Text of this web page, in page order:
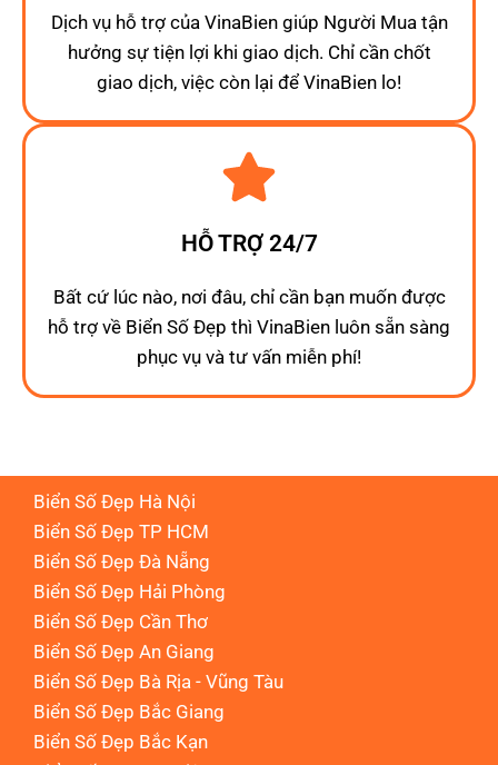
Dịch vụ hỗ trợ của VinaBien giúp Người Mua tận
hưởng sự tiện lợi khi giao dịch. Chỉ cần chốt
giao dịch, việc còn lại để VinaBien lo!
HỖ TRỢ 24/7
Bất cứ lúc nào, nơi đâu, chỉ cần bạn muốn được
hỗ trợ về Biển Số Đẹp thì VinaBien luôn sẵn sàng
phục vụ và tư vấn miễn phí!
Biển Số Đẹp Hà Nội
Biển Số Đẹp TP HCM
Biển Số Đẹp Đà Nẵng
Biển Số Đẹp Hải Phòng
Biển Số Đẹp Cần Thơ
Biển Số Đẹp An Giang
Biển Số Đẹp Bà Rịa - Vũng Tàu
Biển Số Đẹp Bắc Giang
Biển Số Đẹp Bắc Kạn